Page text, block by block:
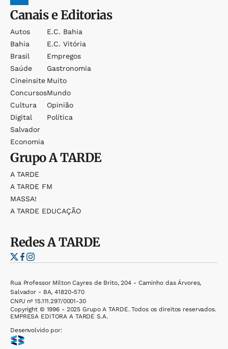
Canais e Editorias
Autos
Bahia
Brasil
Saúde
Cineinsite
Concursos
Cultura
Digital
Salvador
Economia
E.c. Bahia
E.c. Vitória
Empregos
Gastronomia
Muito
Mundo
Opinião
Política
GrupoA TARDE
A TARDE
A TARDE FM
MASSA!
A TARDE EDUCAÇÃO
RedesA TARDE
Rua Professor Milton Cayres de Brito, 204 - Caminho das Árvores,
Salvador - BA, 41820-570
CNPJ nº 15.111.297/0001-30
Copyright © 1996 - 2025 Grupo A TARDE. Todos os direitos reservados.
EMPRESA EDITORA A TARDE S.A.
Desenvolvido por: